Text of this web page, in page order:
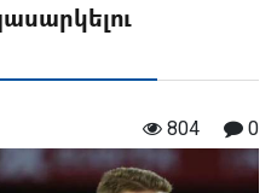
804 0